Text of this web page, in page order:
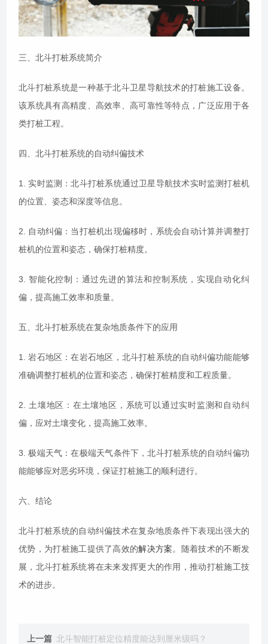
三、北斗打桩系统简介
北斗打桩系统是一种基于北斗卫星导航技术的打桩施工设备。
该系统具有高精度、高效率、高可靠性等特点，广泛应用于各
类打桩工程。
四、北斗打桩系统的自动纠偏技术
1. 实时监测：北斗打桩系统通过卫星导航技术实时监测打桩机
的位置、姿态和深度等信息。
2. 自动纠偏：当打桩机出现偏移时，系统会自动计算并调整打
桩机的位置和姿态，确保打桩精度。
3. 智能化控制：通过先进的算法和控制系统，实现自动化纠
偏，提高施工效率和质量。
五、北斗打桩系统在复杂地质条件下的应用
1. 岩石地区：在岩石地区，北斗打桩系统的自动纠偏功能能够
准确调整打桩机的位置和姿态，确保打桩精度和工程质量。
2. 土壤地区：在土壤地区，系统可以通过实时监测和自动纠
偏，应对土壤变化，提高施工效率。
3. 极端天气：在极端天气条件下，北斗打桩系统的自动纠偏功
能能够应对恶劣环境，保证打桩施工的顺利进行。
六、结论
北斗打桩系统的自动纠偏技术在复杂地质条件下表现出强大的
优势，为打桩施工提供了高效的解决方案。随着技术的不断发
展，北斗打桩系统将在未来发挥更大的作用，推动打桩施工技
术的进步。
上一篇 北斗智能打桩定位精度能达到厘米级吗？